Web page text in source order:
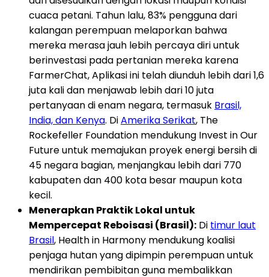
cuaca petani. Tahun lalu, 83% pengguna dari
kalangan perempuan melaporkan bahwa
mereka merasa jauh lebih percaya diri untuk
berinvestasi pada pertanian mereka karena
FarmerChat, Aplikasi ini telah diunduh lebih dari 1,6
juta kali dan menjawab lebih dari 10 juta
pertanyaan di enam negara, termasuk Brasil,
India, dan Kenya. DiAmerika Serikat, The
Rockefeller Foundation mendukung Invest in Our
Future untuk memajukan proyek energi bersih di
45 negara bagian, menjangkau lebih dari 770
kabupaten dan 400 kota besar maupun kota
kecil.
Menerapkan Praktik Lokal untuk
Mempercepat Reboisasi (Brasil): Di timur laut
Brasil, Health in Harmony mendukung koalisi
penjaga hutan yang dipimpin perempuan untuk
mendirikan pembibitan guna membalikkan